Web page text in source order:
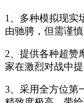
1、多种模拟现实
由驰骋，但需谨
2、提供各种超赞
家在激烈对战中提
3、采用全方位第